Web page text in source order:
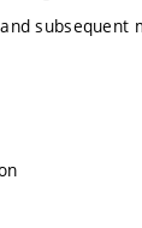
subsequent